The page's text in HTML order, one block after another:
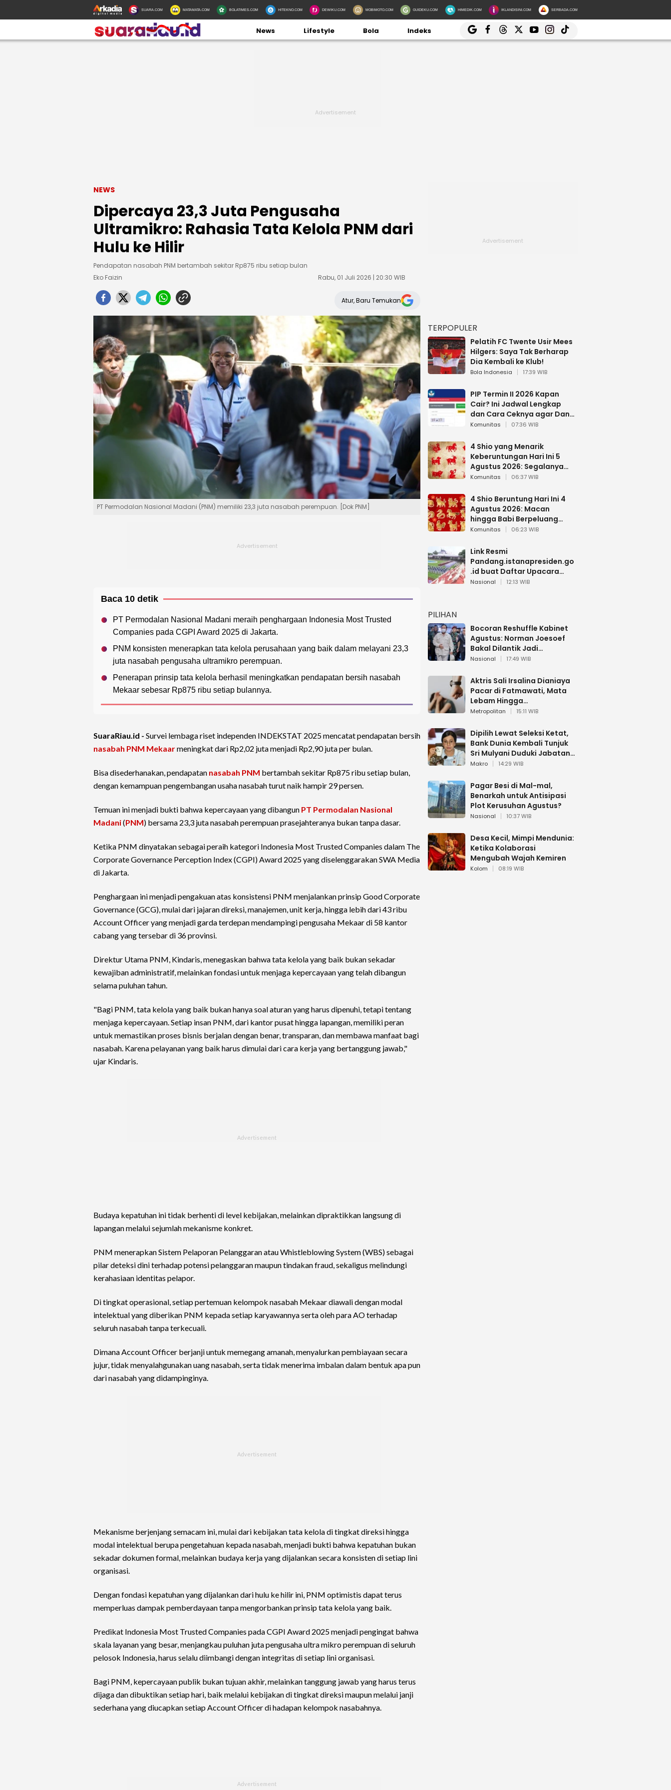
SUARA.COM MATAMATA.COM BOLATIMES.COM HITEKNO.COM DEWIKU.COM MOBIMOTO.COM GUIDEKU.COM HIMEDIK.COM IKLANDISINI.COM SERBADA.COM
News Lifestyle Bola Indeks
NEWS
Dipercaya 23,3 Juta Pengusaha
Ultramikro: Rahasia Tata Kelola PNM dari
Hulu ke Hilir
Pendapatan nasabah PNM bertambah sekitar Rp875 ribu setiap bulan
Eko Faizin
Rabu, 01 Juli 2026 | 20:30 WIB
Atur, Baru Temukan
PT Permodalan Nasional Madani (PNM) memiliki 23,3 juta nasabah perempuan. [Dok PNM]
Baca 10 detik
PT Permodalan Nasional Madani meraih penghargaan Indonesia Most Trusted
Companies pada CGPI Award 2025 di Jakarta.
PNM konsisten menerapkan tata kelola perusahaan yang baik dalam melayani 23,3
juta nasabah pengusaha ultramikro perempuan.
Penerapan prinsip tata kelola berhasil meningkatkan pendapatan bersih nasabah
Mekaar sebesar Rp875 ribu setiap bulannya.
SuaraRiau.id - Survei lembaga riset independen INDEKSTAT 2025 mencatat pendapatan bersih
nasabah PNM Mekaarmeningkat dari Rp2,02 juta menjadi Rp2,90 juta per bulan.
Bisa disederhanakan, pendapatan nasabah PNM bertambah sekitar Rp875 ribu setiap bulan,
dengan kemampuan pengembangan usaha nasabah turut naik hampir 29 persen.
Temuan ini menjadi bukti bahwa kepercayaan yang dibangun PT Permodalan Nasional
Madani(PNM) bersama 23,3 juta nasabah perempuan prasejahteranya bukan tanpa dasar.
Ketika PNM dinyatakan sebagai peraih kategori Indonesia Most Trusted Companies dalam The
Corporate Governance Perception Index (CGPI) Award 2025 yang diselenggarakan SWA Media
di Jakarta.
Penghargaan ini menjadi pengakuan atas konsistensi PNM menjalankan prinsip Good Corporate
Governance (GCG), mulai dari jajaran direksi, manajemen, unit kerja, hingga lebih dari 43 ribu
Account Officer yang menjadi garda terdepan mendampingi pengusaha Mekaar di 58 kantor
cabang yang tersebar di 36 provinsi.
Direktur Utama PNM, Kindaris, menegaskan bahwa tata kelola yang baik bukan sekadar
kewajiban administratif, melainkan fondasi untuk menjaga kepercayaan yang telah dibangun
selama puluhan tahun.
"Bagi PNM, tata kelola yang baik bukan hanya soal aturan yang harus dipenuhi, tetapi tentang
menjaga kepercayaan. Setiap insan PNM, dari kantor pusat hingga lapangan, memiliki peran
untuk memastikan proses bisnis berjalan dengan benar, transparan, dan membawa manfaat bagi
nasabah. Karena pelayanan yang baik harus dimulai dari cara kerja yang bertanggung jawab,"
ujar Kindaris.
Budaya kepatuhan ini tidak berhenti di level kebijakan, melainkan dipraktikkan langsung di
lapangan melalui sejumlah mekanisme konkret.
PNM menerapkan Sistem Pelaporan Pelanggaran atau Whistleblowing System (WBS) sebagai
pilar deteksi dini terhadap potensi pelanggaran maupun tindakan fraud, sekaligus melindungi
kerahasiaan identitas pelapor.
Di tingkat operasional, setiap pertemuan kelompok nasabah Mekaar diawali dengan modal
intelektual yang diberikan PNM kepada setiap karyawannya serta oleh para AO terhadap
seluruh nasabah tanpa terkecuali.
Dimana Account Officer berjanji untuk memegang amanah, menyalurkan pembiayaan secara
jujur, tidak menyalahgunakan uang nasabah, serta tidak menerima imbalan dalam bentuk apa pun
dari nasabah yang didampinginya.
Mekanisme berjenjang semacam ini, mulai dari kebijakan tata kelola di tingkat direksi hingga
modal intelektual berupa pengetahuan kepada nasabah, menjadi bukti bahwa kepatuhan bukan
sekadar dokumen formal, melainkan budaya kerja yang dijalankan secara konsisten di setiap lini
organisasi.
Dengan fondasi kepatuhan yang dijalankan dari hulu ke hilir ini, PNM optimistis dapat terus
memperluas dampak pemberdayaan tanpa mengorbankan prinsip tata kelola yang baik.
Predikat Indonesia Most Trusted Companies pada CGPI Award 2025 menjadi pengingat bahwa
skala layanan yang besar, menjangkau puluhan juta pengusaha ultra mikro perempuan di seluruh
pelosok Indonesia, harus selalu diimbangi dengan integritas di setiap lini organisasi.
Bagi PNM, kepercayaan publik bukan tujuan akhir, melainkan tanggung jawab yang harus terus
dijaga dan dibuktikan setiap hari, baik melalui kebijakan di tingkat direksi maupun melalui janji
sederhana yang diucapkan setiap Account Officer di hadapan kelompok nasabahnya.
TERPOPULER
Pelatih FC Twente Usir Mees
Hilgers: Saya Tak Berharap
Dia Kembali ke Klub!
Bola Indonesia 17:39 WIB
PIP Termin II 2026 Kapan
Cair? Ini Jadwal Lengkap
dan Cara Ceknya agar Dana
Tidak Hangus!
Komunitas 07:36 WIB
4 Shio yang Menarik
Keberuntungan Hari Ini 5
Agustus 2026: Segalanya
Berjalan Lancar
Komunitas 06:37 WIB
4 Shio Beruntung Hari Ini 4
Agustus 2026: Macan
hingga Babi Berpeluang
Dapat Kabar Baik
Komunitas 06:23 WIB
Link Resmi
Pandang.istanapresiden.go
.id buat Daftar Upacara
Bendera HUT RI di Istana
Nasional 12:13 WIB
PILIHAN
Bocoran Reshuffle Kabinet
Agustus: Norman Joesoef
Bakal Dilantik Jadi
Wamenhan RI
Nasional 17:49 WIB
Aktris Sali Irsalina Dianiaya
Pacar di Fatmawati, Mata
Lebam Hingga
Diselamatkan Polantas
Metropolitan 15:11 WIB
Dipilih Lewat Seleksi Ketat,
Bank Dunia Kembali Tunjuk
Sri Mulyani Duduki Jabatan
Strategis
Makro 14:29 WIB
Pagar Besi di Mal-mal,
Benarkah untuk Antisipasi
Plot Kerusuhan Agustus?
Nasional 10:37 WIB
Desa Kecil, Mimpi Mendunia:
Ketika Kolaborasi
Mengubah Wajah Kemiren
Kolom 08:19 WIB